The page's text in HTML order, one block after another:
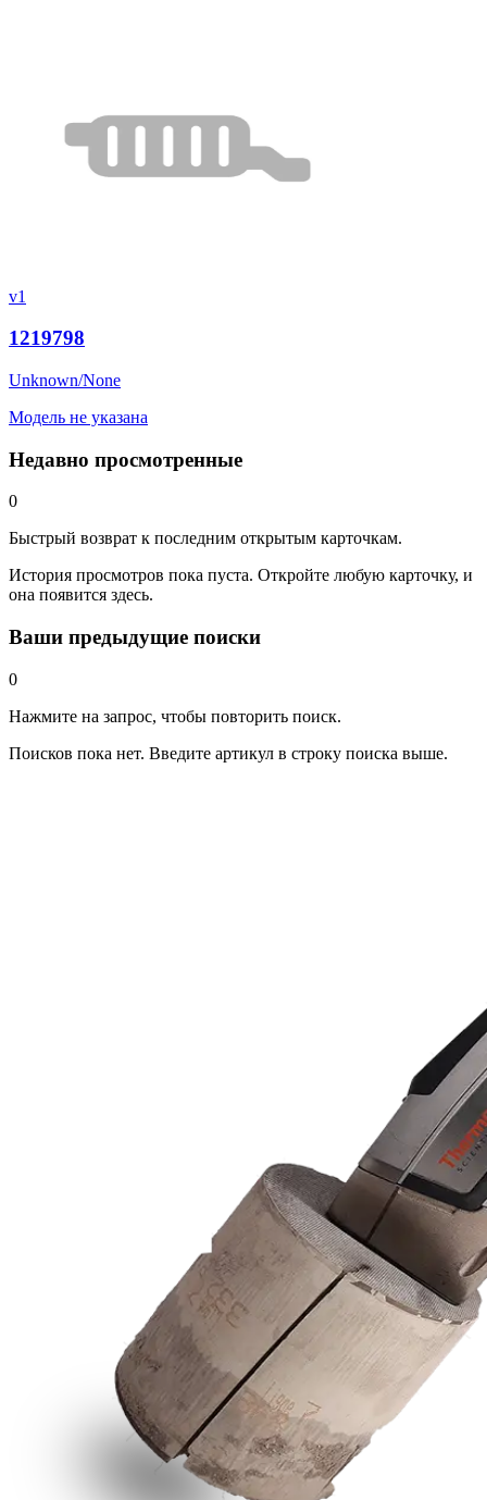
v1
1219798
Unknown/None
Модель не указана
Недавно просмотренные
0
Быстрый возврат к последним открытым карточкам.
История просмотров пока пуста. Откройте любую карточку, и
она появится здесь.
Ваши предыдущие поиски
0
Нажмите на запрос, чтобы повторить поиск.
Поисков пока нет. Введите артикул в строку поиска выше.